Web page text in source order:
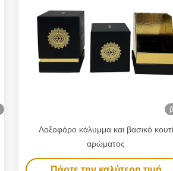
Λοξοφόρο κάλυμμα και βασικό κουτί
αρώματος